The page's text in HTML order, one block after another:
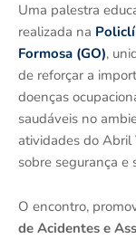
Uma palestra
realizada na
Formosa (GO),
de reforçar a
doenças
saudáveis no
atividades do Abril
sobre segurança e
O encontro,
de Acidentes e